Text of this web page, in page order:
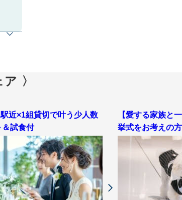
式を
人の
〉
駅近×1組貸切で叶う少人数
試食付
【愛する家族と
挙式をお考えの